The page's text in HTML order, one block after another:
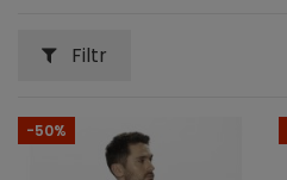
Filtr
-50%